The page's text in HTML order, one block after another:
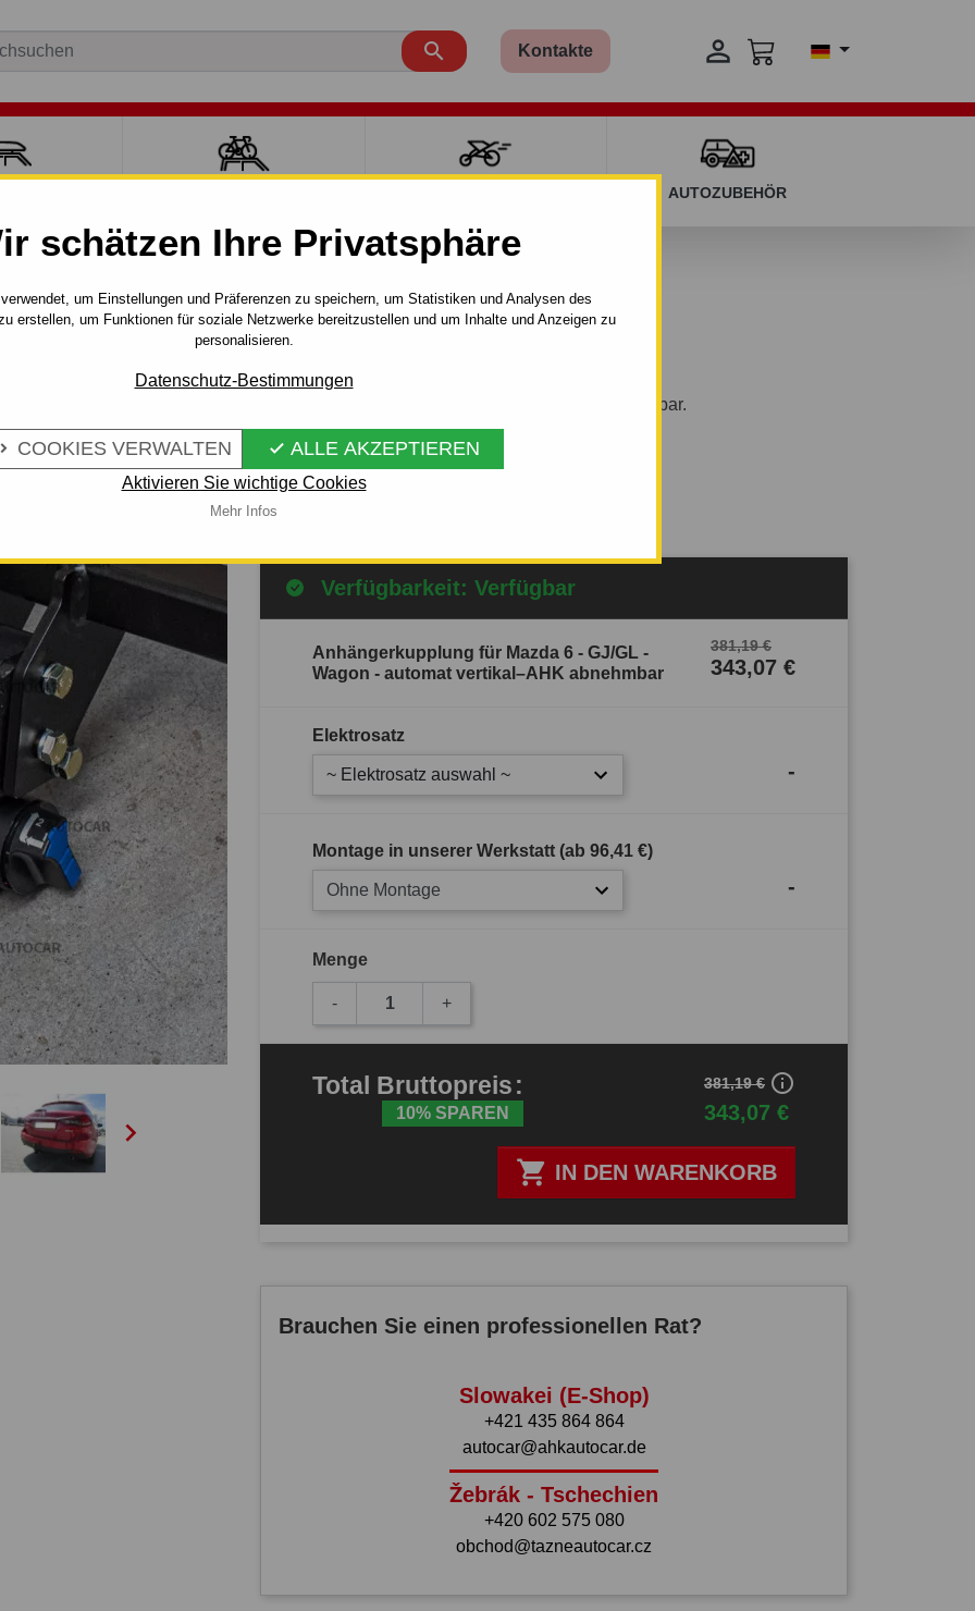
schätzen Ihre Privatsphäre
um Einstellungen und Präferenzen zu speichern, um Statistiken und Analysen des
erstellen, um Funktionen für soziale Netzwerke bereitzustellen und um Inhalte und Anzeigen zu
personalisieren.
Datenschutz-Bestimmungen
COOKIES VERWALTEN  ALLE AKZEPTIEREN
Aktivieren Sie wichtige Cookies
Mehr Infos
 Kontakte 
AUTOZUBEHÖR
- automat vertikal–AHK abnehmbar
MAZDA 6

Artikel-Nr.:
Anhängerkupplung - automat vertikal–AHK abnehmbar.
Mazda 6 - GJ/GL, Wagon (Kombi). 02.2013 -
Mehr Infos
Verfügbarkeit: Verfügbar
Anhängerkupplung für Mazda 6 - GJ/GL -
Wagon - automat vertikal–AHK abnehmbar
381,19 €
343,07 €
Elektrosatz
~ Elektrosatz auswahl ~ -
Montage in unserer Werkstatt (ab 96,41 €)
Ohne Montage -
Menge
- +
 IN DEN WARENKORB
Total Bruttopreis:
10% SPAREN 343,07 €
381,19 € info_outline
Brauchen Sie einen professionellen Rat?
Slowakei (E-Shop)
+421 435 864 864
autocar@ahkautocar.de
Žebrák - Tschechien
+420 602 575 080
obchod@tazneautocar.cz